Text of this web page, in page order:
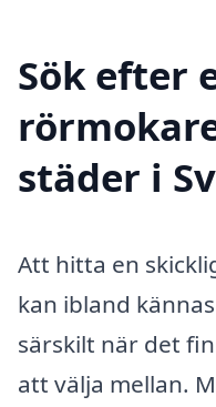
Sök efter
städer i
Att hitta en
kan ibland
särskilt när det
att välja mellan.